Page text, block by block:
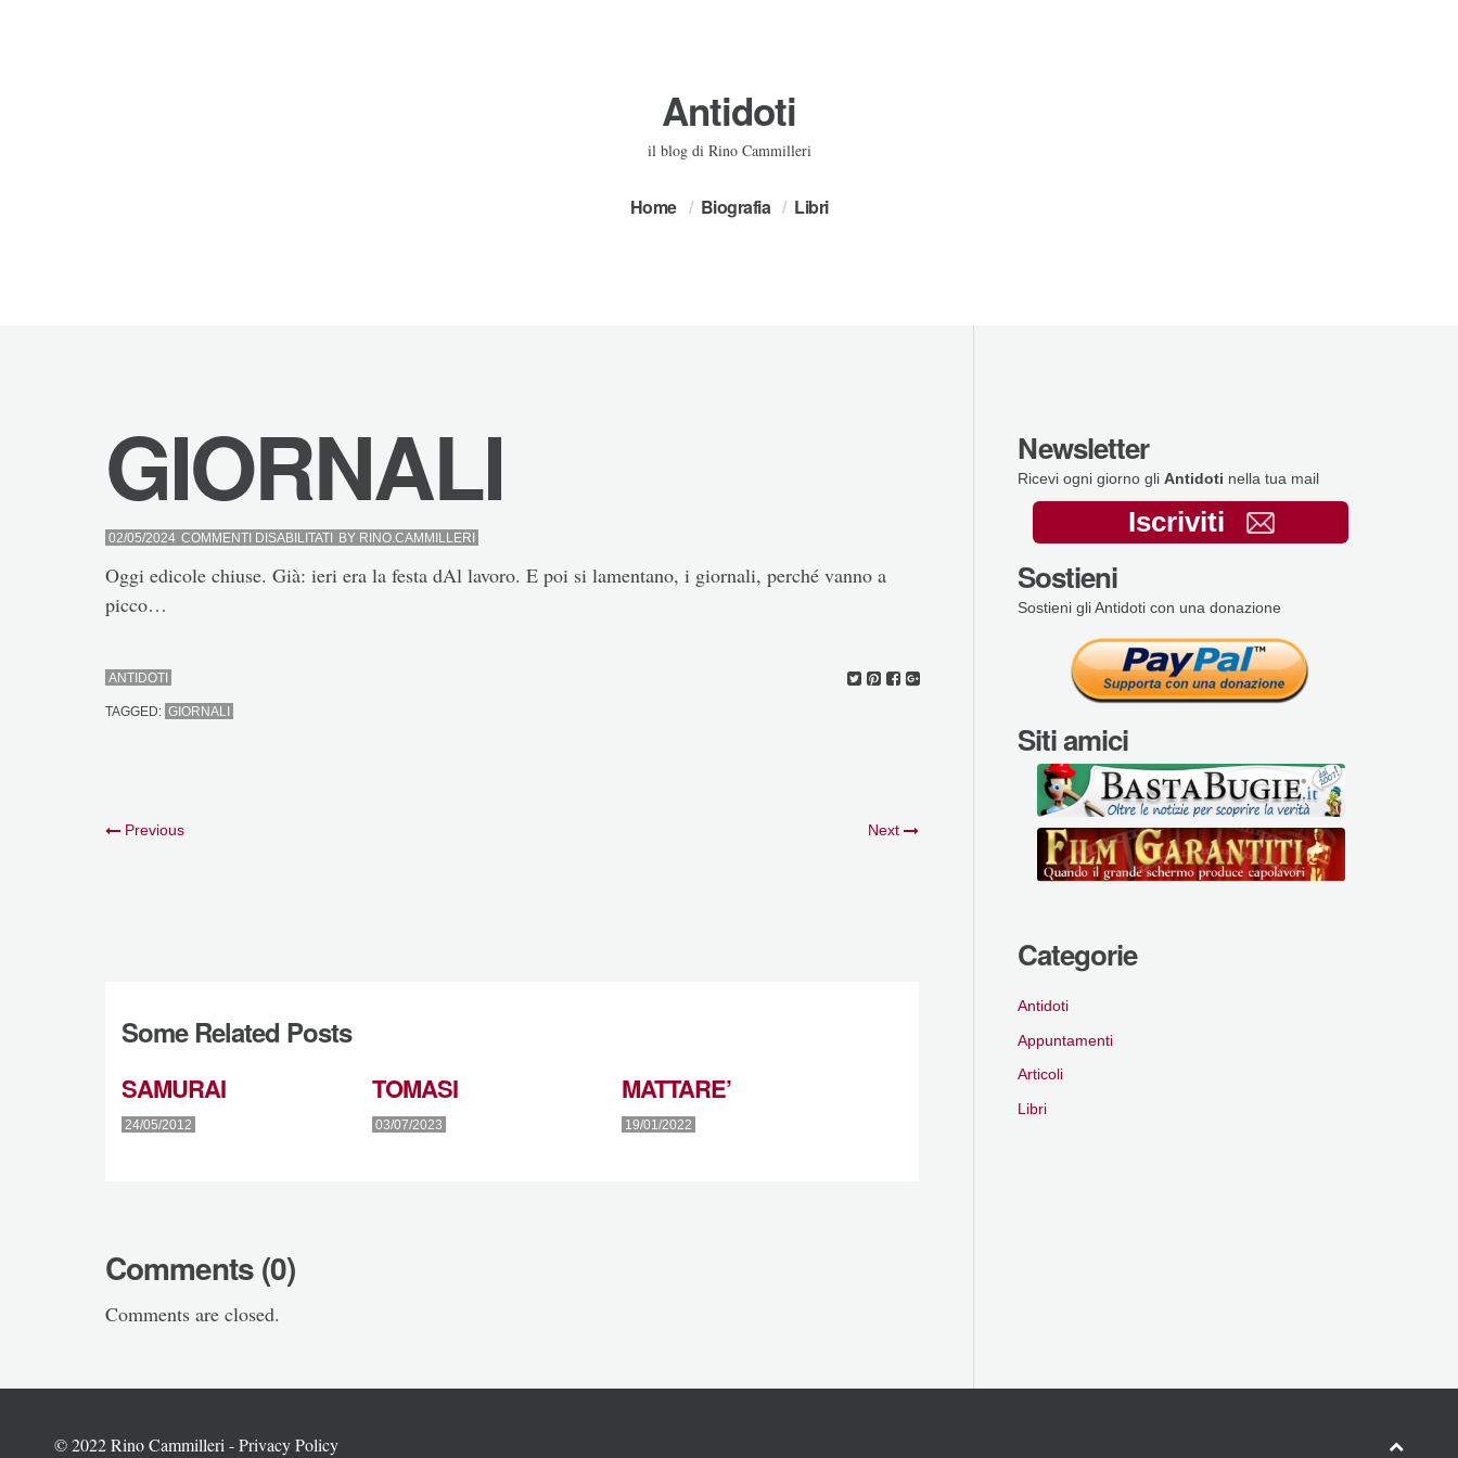
Antidoti
il blog di Rino Cammilleri
Home Biografia Libri
GIORNALI
02/05/2024 COMMENTI DISABILITATISUBY RINO.CAMMILLERI
Oggi edicole chiuse. Già: ieri era la festa dAl lavoro. E poi si lamentano, i giornali, perché vanno a
picco…
ANTIDOTI
TAGGED: GIORNALI
Previous Next
Some Related Posts
SAMURAI
24/05/2012
TOMASI
03/07/2023
MATTARE’
19/01/2022
Comments (0)
Comments are closed.
Newsletter
Ricevi ogni giorno gli Antidoti nella tua mail
Iscriviti
Sostieni
Sostieni gli Antidoti con una donazione
Siti amici
Categorie
Antidoti
Appuntamenti
Articoli
Libri
© 2022 Rino Cammilleri -Privacy Policy